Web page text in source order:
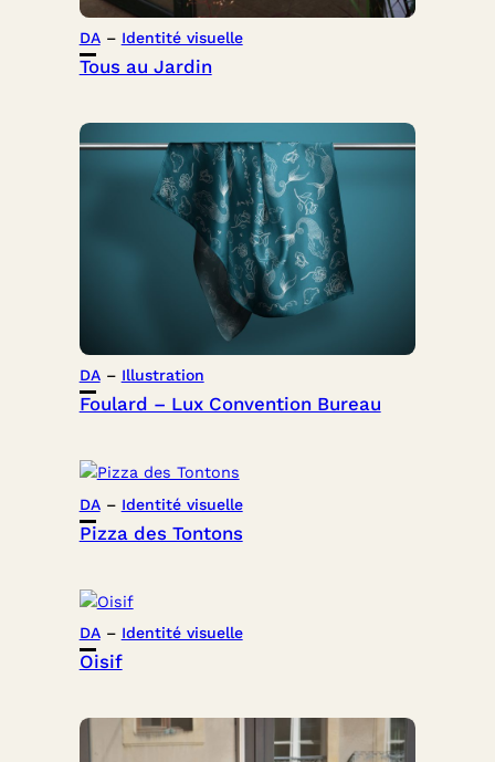
DA – Identité visuelle
Tous au Jardin
DA – Illustration
Foulard – Lux Convention Bureau
DA – Identité visuelle
Pizza des Tontons
DA – Identité visuelle
Oisif